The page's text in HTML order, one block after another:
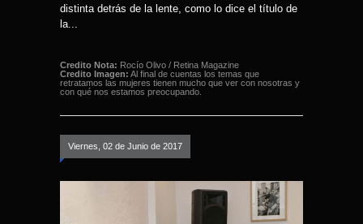
distinta detrás de la lente, como lo dice el título de
la...
Credito Nota: Rocío Olivo / Retina Magazine
Credito Imagen: Al final de cuentas los temas que
retratamos las mujeres tienen mucho que ver con nosotras y
con qué nos estamos preocupando.
Viernes, 02 de Junio de 2017